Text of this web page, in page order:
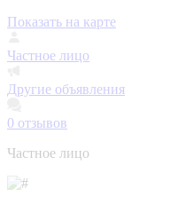
Показать на карте
Частное лицо
Другие объявления
0 отзывов
Частное лицо